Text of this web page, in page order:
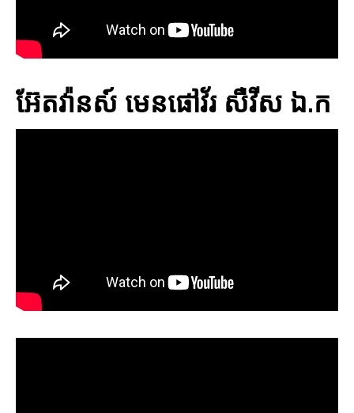
អ៊ែតវ៉ានស៍ មេនផៅវ័រ សឺវីស ឯ.ក